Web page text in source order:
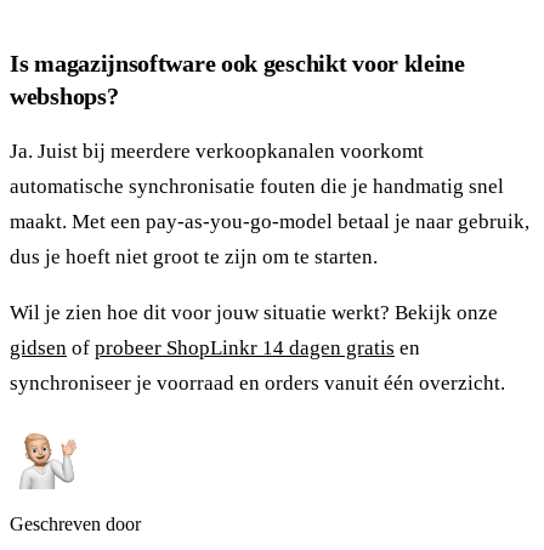
Is magazijnsoftware ook geschikt voor kleine
webshops?
Ja. Juist bij meerdere verkoopkanalen voorkomt
automatische synchronisatie fouten die je handmatig snel
maakt. Met een pay-as-you-go-model betaal je naar gebruik,
dus je hoeft niet groot te zijn om te starten.
Wil je zien hoe dit voor jouw situatie werkt? Bekijk onze
gidsen of probeer ShopLinkr 14 dagen gratis en
synchroniseer je voorraad en orders vanuit één overzicht.
Geschreven door